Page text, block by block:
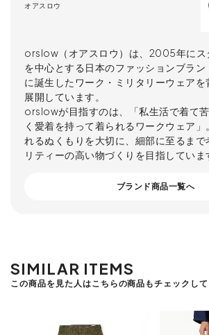
オアスロウ
orslow（オアスロウ）は、2005年にス
を中心とする日本のファッションブラン
に誕生したワーク・ミリタリーウェア
展開しています。
orslowが目指すのは、「私生活で着て
く愛着を持って着られるワークウェア」
れるぬくもりを大切に、細部に至るまで
リティーの高い物づくりを目指していま
ブランド商品一覧へ
SIMILAR ITEMS
この商品を見た人はこちらの商品もチェックし